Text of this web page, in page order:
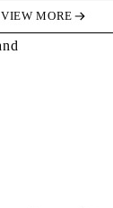
VIEW MORE